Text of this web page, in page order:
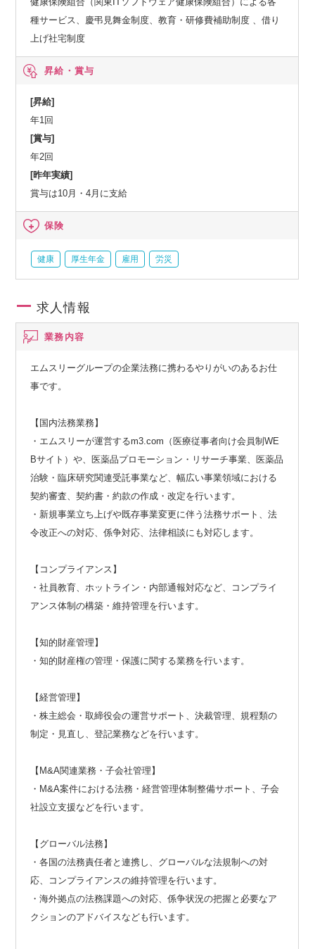
種サービス、慶弔見舞金制度、教育・研修費補助制度 、借り
上げ社宅制度
昇給・賞与
[昇給]
年1回
[賞与]
年2回
[昨年実績]
賞与は10月・4月に支給
保険
健康 厚生年金 雇用 労災
求人情報
業務内容
エムスリーグループの企業法務に携わるやりがいのあるお仕
事です。
【国内法務業務】
・エムスリーが運営するm3.com（医療従事者向け会員制WE
Bサイト）や、医薬品プロモーション・リサーチ事業、医薬品
治験・臨床研究関連受託事業など、幅広い事業領域における
契約審査、契約書・約款の作成・改定を行います。
・新規事業立ち上げや既存事業変更に伴う法務サポート、法
令改正への対応、係争対応、法律相談にも対応します。
【コンプライアンス】
・社員教育、ホットライン・内部通報対応など、コンプライ
アンス体制の構築・維持管理を行います。
【知的財産管理】
・知的財産権の管理・保護に関する業務を行います。
【経営管理】
・株主総会・取締役会の運営サポート、決裁管理、規程類の
制定・見直し、登記業務などを行います。
【M&A関連業務・子会社管理】
・M&A案件における法務・経営管理体制整備サポート、子会
社設立支援などを行います。
【グローバル法務】
・各国の法務責任者と連携し、グローバルな法規制への対
応、コンプライアンスの維持管理を行います。
・海外拠点の法務課題への対応、係争状況の把握と必要なア
クションのアドバイスなども行います。